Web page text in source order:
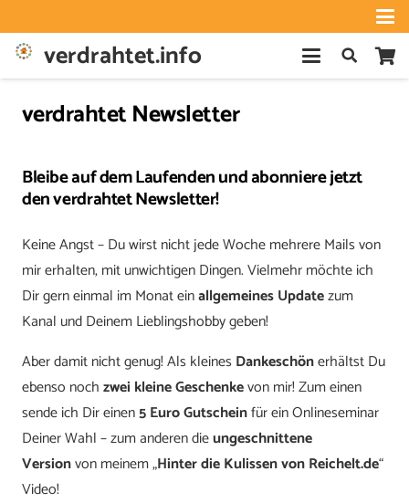
verdrahtet.info
verdrahtet Newsletter
Bleibe auf dem Laufenden und abonniere jetzt
denverdrahtet Newsletter!
Keine Angst – Du wirst nicht jede Woche mehrere Mails von
mir erhalten, mit unwichtigen Dingen. Vielmehr möchte ich
Dir gern einmal im Monat einallgemeines Updatezum
Kanal und Deinem Lieblingshobby geben!
Aber damit nicht genug! Als kleines Dankeschönerhältst Du
ebenso nochzwei kleine Geschenkevon mir! Zum einen
sende ich Dir einen5 Euro Gutscheinfür ein Onlineseminar
Deiner Wahl – zum anderen dieungeschnittene
Versionvon meinem „Hinter die Kulissen von Reichelt.de“
Video!